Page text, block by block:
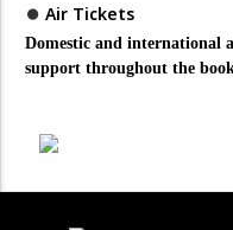
⏺︎ Air Tickets
Domestic and international
support throughout the